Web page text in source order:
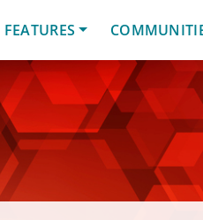
FEATURES